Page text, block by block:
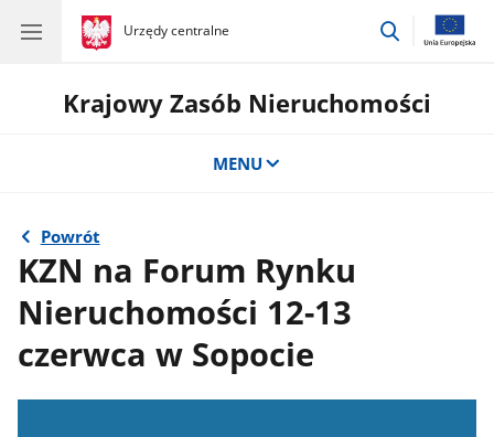
gov.pl
Urzędy centralne
gov.pl
Urzędy
przejdź
Krajowy Zasób Nieruchomości
MENU
Powrót
KZN na Forum Rynku
Nieruchomości 12-13
czerwca w Sopocie